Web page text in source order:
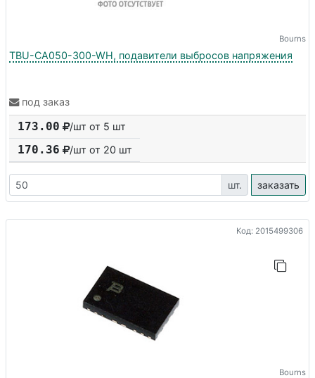
Bourns
TBU-CA050-300-WH, подавители выбросов напряжения
под заказ
173.00 /шт от 5 шт
170.36 /шт от 20 шт
шт. заказать
Код: 2015499306
Bourns